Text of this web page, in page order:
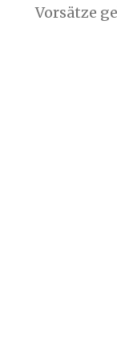
Vorsätze